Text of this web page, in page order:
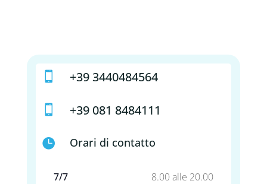
 +39 3440484564
 +39 081 8484111
 Orari di contatto
7/7 8.00 alle 20.00